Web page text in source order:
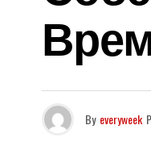
By everyweek